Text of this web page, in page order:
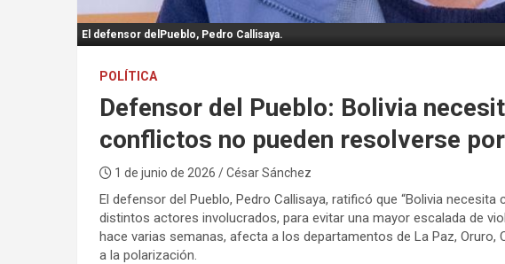
El defensor delPueblo, Pedro Callisaya.
POLÍTICA
Defensor del Pueblo: Bolivia
conflictos no pueden resolverse
1 de junio de 2026 / César Sánchez
El defensor del Pueblo, Pedro Callisaya, ratificó que “Bolivia
distintos actores involucrados, para evitar una mayor escalada de
hace varias semanas, afecta a los departamentos de La Paz,
a la polarización.